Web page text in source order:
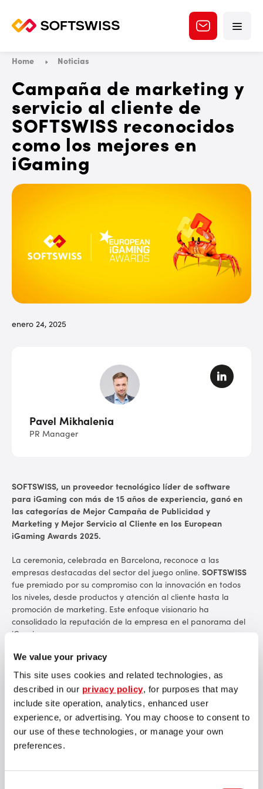
We value your privacy
This site uses cookies and related technologies, as
described in our privacy policy, for purposes that may
include site operation, analytics, enhanced user
experience, or advertising. You may choose to consent to
our use of these technologies, or manage your own
preferences.
Home Noticias
Campaña de marketing y
servicio al cliente de
SOFTSWISS reconocidos
como los mejores en
iGaming
enero 24, 2025
SOFTSWISS, un proveedor tecnológico líder de software
para iGaming con más de 15 años de experiencia, ganó en
las categorías de Mejor Campaña de Publicidad y
Marketing y Mejor Servicio al Cliente en los European
iGaming Awards 2025.
La ceremonia, celebrada en Barcelona, reconoce a las
empresas destacadas del sector del juego online. SOFTSWISS
fue premiado por su compromiso con la innovación en todos
los niveles, desde productos y atención al cliente hasta la
promoción de marketing. Este enfoque visionario ha
consolidado la reputación de la empresa en el panorama del
iGaming europeo.
Presentada en octubre de 2023 en Malta, la premiada
campaña
‘Grab Success’
volvió a captar la atención de los
expertos tras su éxito en los EGR Marketing & Innovation
Awards2024. Con el objetivo de fortalecer el reconocimiento
de la marca, la campaña utilizó al cangrejo maltés como un
poderoso símbolo de determinación, complementado con
visuales clave protagonizados por ejecutivos de alto nivel de la
empresa para fomentar la confianza del público. La
a profesionales de iGaming en todo el mundo.
Pavel Mikhalenia
PR Manager